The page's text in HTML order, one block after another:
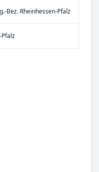
Bez. Rheinhessen-Pfalz
Pfalz